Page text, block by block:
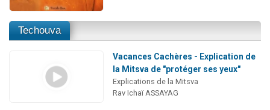
Techouva
Vacances Cachères - Explication de
la Mitsva de "protéger ses yeux"
Explications de la Mitsva
Rav Ichaï ASSAYAG